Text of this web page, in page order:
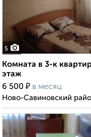
5
Комната в 3-к
этаж
6 500 ₽ в месяц
Ново-Савиновский